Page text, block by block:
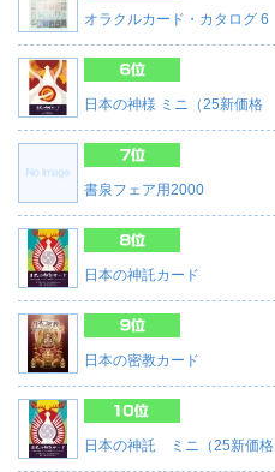
オラクルカード・カタログ 6
日本の神様 ミニ（25新価格
書泉フェア用2000
日本の神託カード
日本の密教カード
日本の神託 ミニ（25新価格